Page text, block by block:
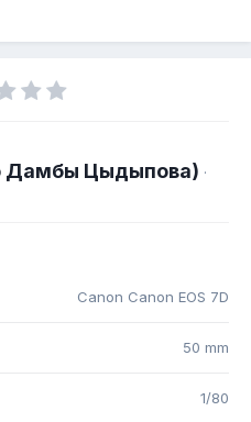
Дамбы Цыдыпова) ·
Canon Canon EOS 7D
50 mm
1/80